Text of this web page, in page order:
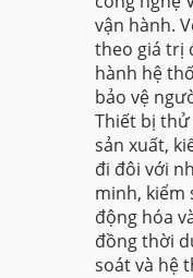
vận hành.
theo giá trị
hành hệ
bảo vệ
Thiết bị
sản xuất,
đi đôi với
minh, kiểm
động hóa
đồng thời
soát và hệ